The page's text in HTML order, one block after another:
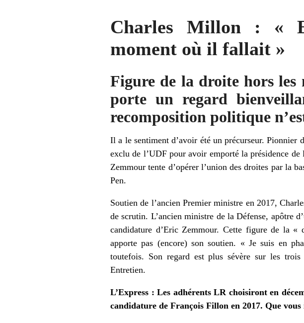
Charles Millon : «
moment où il fallait »
Figure de la droite hors les
porte un regard
recomposition politique
Il a le sentiment d’avoir été un précurseur. Pionnier
exclu de l’UDF pour avoir emporté la présidence
Zemmour tente d’opérer l’union des droites par la
Pen.
Soutien de l’ancien Premier ministre en 2017,
de scrutin. L’ancien ministre de la Défense, apôtre
candidature d’Eric Zemmour. Cette figure de la
apporte pas (encore) son soutien. « Je suis en
toutefois. Son regard est plus sévère sur les
Entretien.
L’Express : Les adhérents LR choisiront en
candidature de François Fillon en 2017. Que